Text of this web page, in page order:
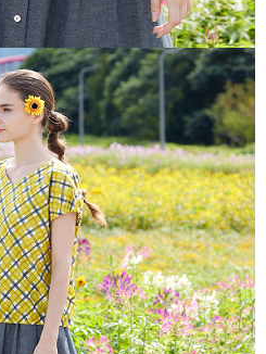
だけます。
（以下当サービスという）はネットプ
う）が提供し、AFTEEが代金を徴収し
しなければならない個人情報（注文者
電話番号、受取人住所を含むがこれに
ービスで必要な範囲内で利用されま
、利用について、詳細はAFTEE公式ホ
理及び利用に関する声明』をご参照く
）。
通過すれば、最高額がNT$10,000にな
その金額に基づいて年利20%の遅延滞
者は、事前に法定代理人または後見人
だけます。
がある、または関連する法律の権利を
上で送料無料